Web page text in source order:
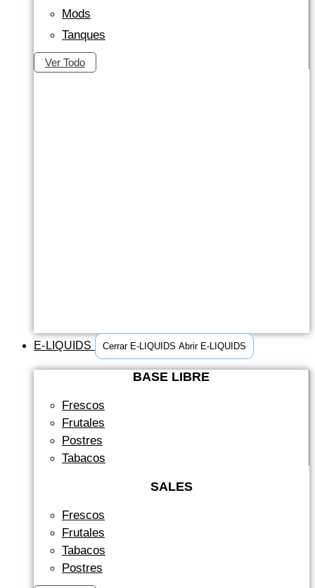
Mods
Tanques
Ver Todo
E-LIQUIDS Cerrar E-LIQUIDS Abrir E-LIQUIDS
BASE LIBRE
Frescos
Frutales
Postres
Tabacos
SALES
Frescos
Frutales
Tabacos
Postres